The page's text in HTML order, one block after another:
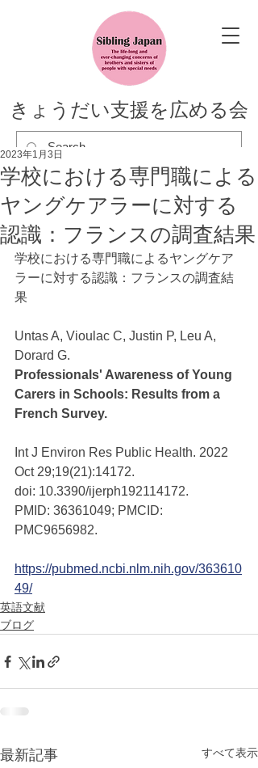
きょうだい支援を広める会
学校における専門職による
ヤングケアラーに対する
認識：フランスの調査結果
2023年1月3日
学校における専門職によるヤングケア
ラーに対する認識：フランスの調査結
果
Untas A, Vioulac C, Justin P, Leu A,
Dorard G.
Professionals' Awareness of Young
Carers in Schools: Results from a
French Survey.
Int J Environ Res Public Health. 2022
Oct 29;19(21):14172.
doi: 10.3390/ijerph192114172.
PMID: 36361049; PMCID:
PMC9656982.
https://pubmed.ncbi.nlm.nih.gov/363610
49/
英語文献
ブログ
最新記事 すべて表示